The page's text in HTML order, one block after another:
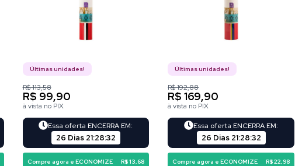
Últimas unidades!
R$ 113,58
R$ 99,90
à vista no PIX
Essa oferta ENCERRA EM:
26 Dias 21:28:31
Compre agora e ECONOMIZE R$ 13,68
Últimas unidades!
R$ 192,88
R$ 169,90
à vista no PIX
Essa oferta ENCERRA EM:
26 Dias 21:28:31
Compre agora e ECONOMIZE R$ 22,98